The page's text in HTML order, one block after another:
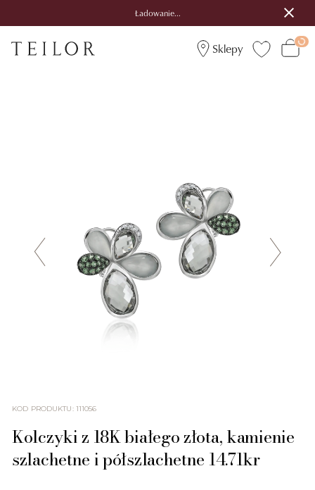
Ładowanie...
Sklepy
KOD PRODUKTU: 111056
Kolczyki z 18K białego złota, kamienie
szlachetne i półszlachetne 14.71kr